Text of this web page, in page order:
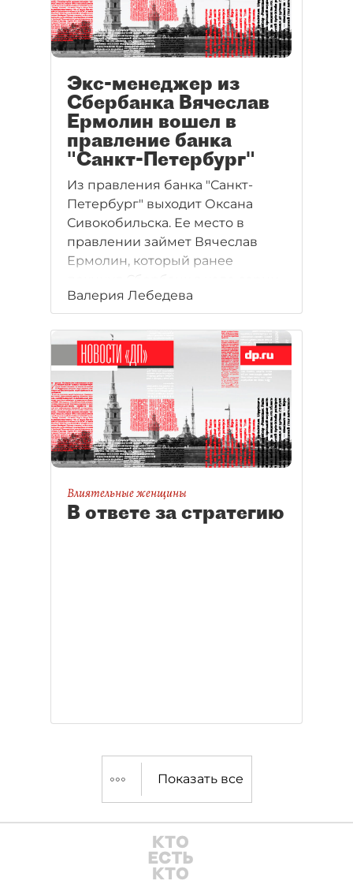
Экс-менеджер из
Сбербанка Вячеслав
Ермолин вошел в
правление банка
"Санкт-Петербург"
Из правления банка "Санкт-
Петербург" выходит Оксана
Сивокобильска. Ее место в
правлении займет Вячеслав
Ермолин, который ранее
перестановок. Он возглавил
корпоративный блок.
Валерия Лебедева
Влиятельные женщины
В ответе за стратегию
Показать все